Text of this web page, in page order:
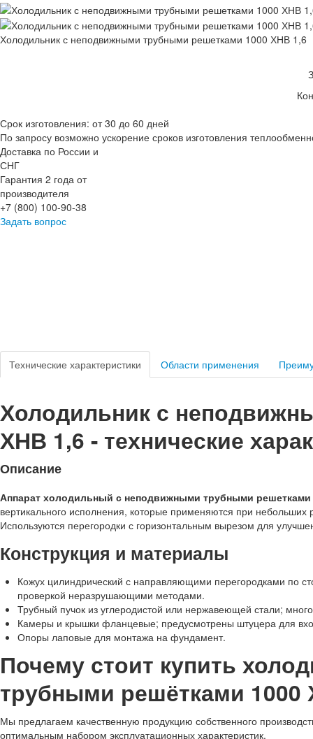
Холодильник с неподвижными трубными решетками 1000 ХНВ 1,6
Срок изготовления: от 30 до 60 дней
По запросу возможно ускорение сроков изготовления
Доставка по России и
СНГ
Гарантия 2 года от
производителя
+7 (800) 100-90-38
Задать вопрос
Технические характеристики Области применения
Холодильник с
ХНВ 1,6 - технические
Описание
Аппарат холодильный с неподвижными трубными решетками
вертикального исполнения, которые применяются при
Используются перегородки с горизонтальным вырезом для
Конструкция и материалы
Кожух цилиндрический с направляющими перегородками по
проверкой неразрушающими методами.
Трубный пучок из углеродистой или нержавеющей стали;
Камеры и крышки фланцевые; предусмотрены штуцера для
Опоры лаповые для монтажа на фундамент.
Почему стоит купить
трубными решётками
Мы предлагаем качественную продукцию собственного
оптимальным набором эксплуатационных характеристик.